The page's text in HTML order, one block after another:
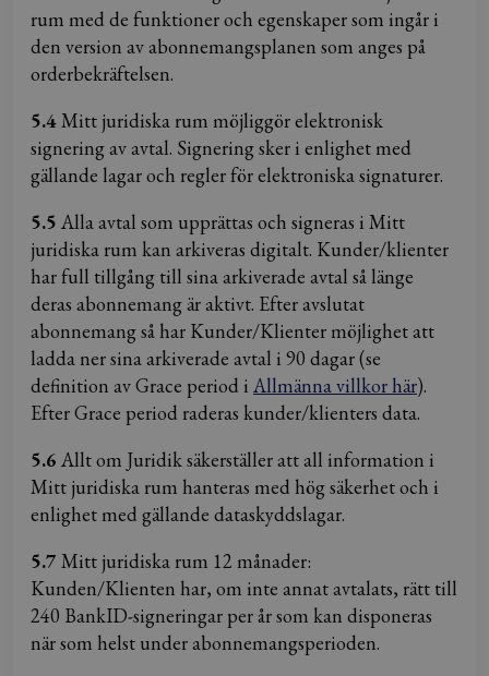
rum med de funktioner och egenskaper som ingår i
den version av abonnemangsplanen som anges på
orderbekräftelsen.
5.4Mitt juridiska rum möjliggör elektronisk
signering av avtal. Signering sker i enlighet med
gällande lagar och regler för elektroniska signaturer.
5.5 Alla avtal som upprättas och signeras i Mitt
juridiska rum kan arkiveras digitalt. Kunder/klienter
har full tillgång till sina arkiverade avtal så länge
deras abonnemang är aktivt. Efter avslutat
abonnemang så har Kunder/Klienter möjlighet att
ladda ner sina arkiverade avtal i 90 dagar (se
definition av Grace period i Allmänna villkor här).
Efter Grace period raderas kunder/klienters data.
5.6 Allt om Juridik säkerställer att all information i
Mitt juridiska rum hanteras med hög säkerhet och i
enlighet med gällande dataskyddslagar.
5.7 Mitt juridiska rum 12 månader:
Kunden/Klienten har, om inte annat avtalats, rätt till
240 BankID-signeringar per år som kan disponeras
när som helst under abonnemangsperioden.